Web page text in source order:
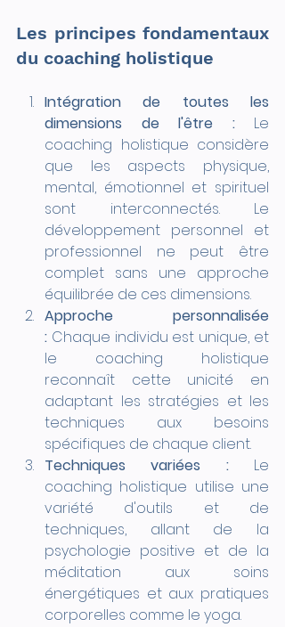
Les principes fondamentaux
du coaching holistique
Intégration de toutes les
dimensions de l'être : Le
coaching holistique considère
que les aspects physique,
mental, émotionnel et spirituel
sont interconnectés. Le
développement personnel et
professionnel ne peut être
complet sans une approche
équilibrée de ces dimensions.
Approche personnalisée
: Chaque individu est unique, et
le coaching holistique
reconnaît cette unicité en
adaptant les stratégies et les
techniques aux besoins
spécifiques de chaque client.
Techniques variées : Le
coaching holistique utilise une
variété d'outils et de
techniques, allant de la
psychologie positive et de la
méditation aux soins
énergétiques et aux pratiques
corporelles comme le yoga.